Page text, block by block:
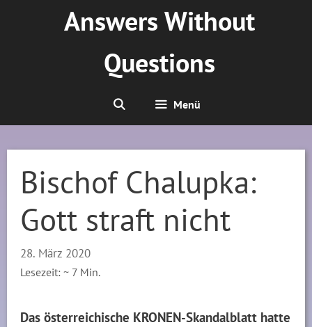
Answers Without
Questions
Menü
Bischof Chalupka:
Gott straft nicht
28. März 2020
Lesezeit: ~ 7 Min.
Das österreichische KRONEN-Skandalblatt hatte